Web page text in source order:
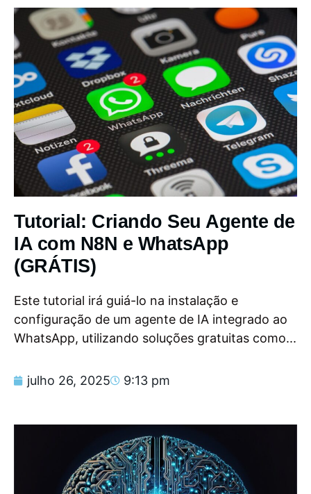
Tutorial: Criando Seu Agente de
IA com N8N e WhatsApp
(GRÁTIS)
Este tutorial irá guiá-lo na instalação e
configuração de um agente de IA integrado ao
WhatsApp, utilizando soluções gratuitas como...
julho 26, 2025 9:13 pm